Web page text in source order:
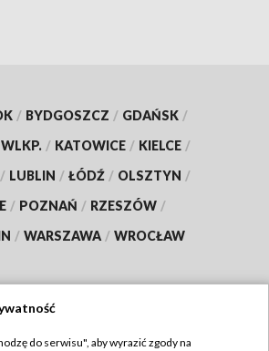
/ BYDGOSZCZ / GDAŃSK /
/ KATOWICE / KIELCE /
/ LUBLIN / ŁÓDŹ / OLSZTYN /
/ POZNAŃ / RZESZÓW /
/ WARSZAWA / WROCŁAW
do serwisu", aby wyrazić zgody na